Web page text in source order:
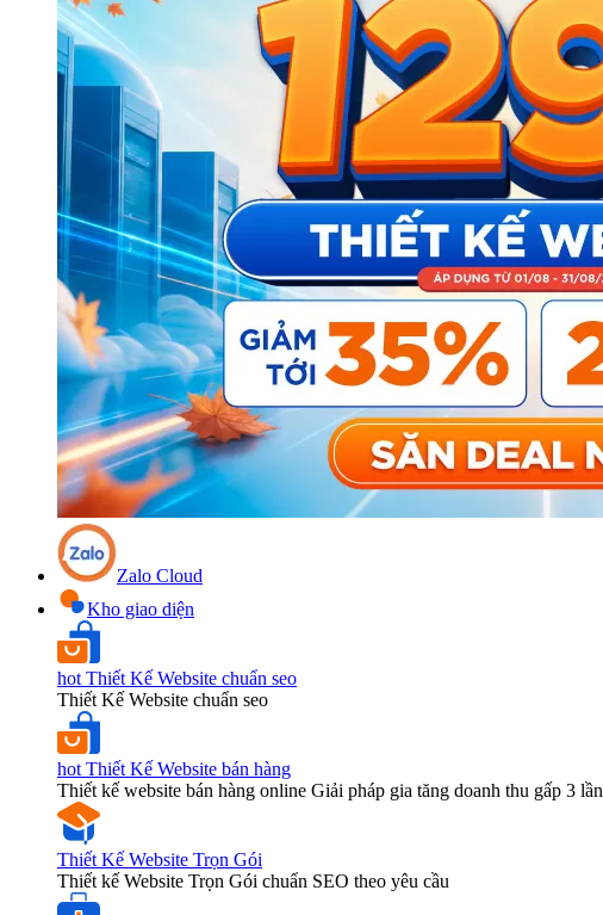
Zalo Cloud
Kho giao diện
hot Thiết Kế Website chuẩn seo
Thiết Kế Website chuẩn seo
hot Thiết Kế Website bán hàng
Thiết kế website bán hàng online Giải pháp gia tăng doanh thu gấp 3 lần
Thiết Kế Website Trọn Gói
Thiết kế Website Trọn Gói chuẩn SEO theo yêu cầu